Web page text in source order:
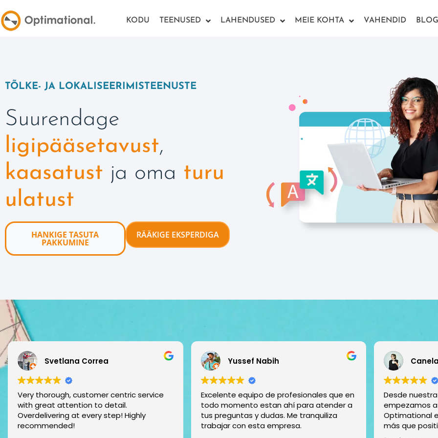
KODU TEENUSED LAHENDUSED MEIE KOHTA VAHENDID BLOGI
TÕLKE- JA LOKALISEERIMISTEENUSTE
Suurendage
ligipääsetavust,
kaasatust ja oma turu
ulatust
HANKIGE TASUTA
PAKKUMINE
RÄÄKIGE EKSPERDIGA
Yussef Nabih
Excelente equipo de profesionales que en
todo momento estan ahí para atender a
tus preguntas y dudas. Me tranquiliza
trabajar con esta empresa.
Canela
Desde nuestra agencia creativa,
empezamos a colaborar con
Optimational este año y el cambio fue
más que positivo. Un descubrimiento, el
Belen
Great Team!
Very